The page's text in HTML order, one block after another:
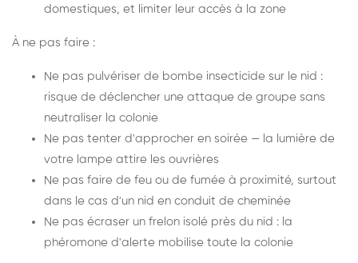
domestiques, et limiter leur accès à la zone
À ne pas faire :
Ne pas pulvériser de bombe insecticide sur le nid :
risque de déclencher une attaque de groupe sans
neutraliser la colonie
Ne pas tenter d'approcher en soirée — la lumière de
votre lampe attire les ouvrières
Ne pas faire de feu ou de fumée à proximité, surtout
dans le cas d'un nid en conduit de cheminée
Ne pas écraser un frelon isolé près du nid : la
phéromone d'alerte mobilise toute la colonie